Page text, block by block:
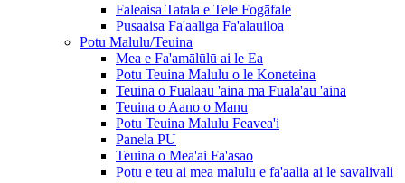
Faleaisa Tatala e Tele Fogāfale
Pusaaisa Fa'aaliga Fa'alauiloa
Potu Malulu/Teuina
Mea e Fa'amālūlū ai le Ea
Potu Teuina Malulu o le Koneteina
Teuina o Fualaau 'aina ma Fuala'au 'aina
Teuina o Aano o Manu
Potu Teuina Malulu Feavea'i
Panela PU
Teuina o Mea'ai Fa'asao
Potu e teu ai mea malulu e fa'aalia ai le savalivali